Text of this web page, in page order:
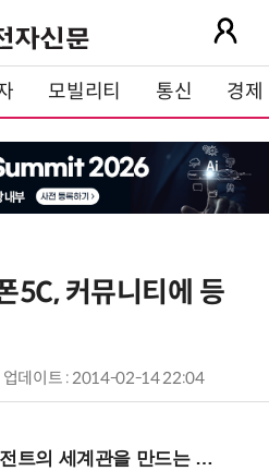
모빌리티 통신 경제
5C, 커뮤니티에 등
업데이트 : 2014-02-14 22:04
만드는 지식 설계자로.. (8/20 강남역)